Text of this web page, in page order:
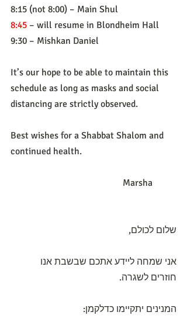
8:15 (not 8:00) – Main Shul
8:45 – will resume in Blondheim Hall
9:30 – Mishkan Daniel
It’s our hope to be able to maintain this
schedule as long as masks and social
distancing are strictly observed.
Best wishes for a Shabbat Shalom and
continued health.
                                                Marsha
שלום לכולם,
אני שמחה ליידע אתכם שבשבת אנו
חוזרים לשגרה.
המנינים יתקיימו כדלקמן: